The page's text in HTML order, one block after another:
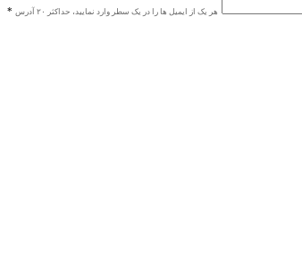
هر یک از ایمیل ها را در یک سطر وارد نمایید، حداکثر ۲۰ آدرس